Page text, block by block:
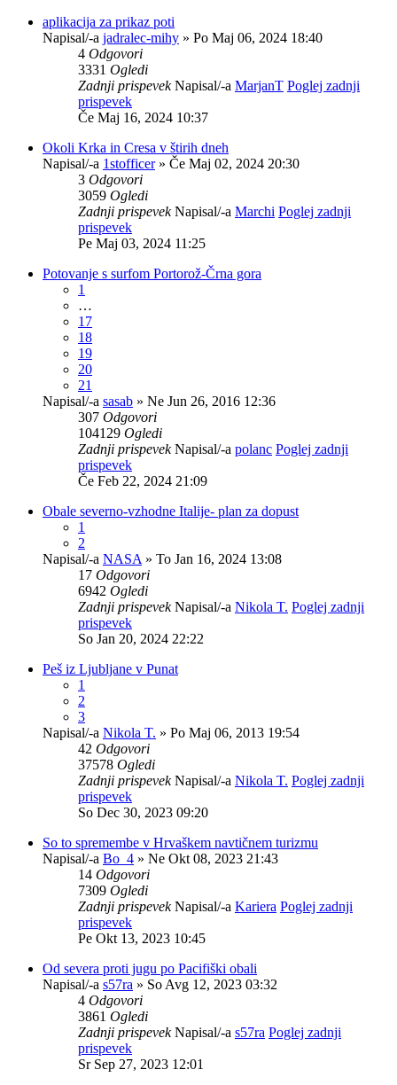
aplikacija za prikaz poti
Napisal/-a jadralec-mihy » Po Maj 06, 2024 18:40
4 Odgovori
3331 Ogledi
Zadnji prispevekNapisal/-a MarjanT Poglej zadnji
prispevek
Če Maj 16, 2024 10:37
Okoli Krka in Cresa v štirih dneh
Napisal/-a 1stofficer» Če Maj 02, 2024 20:30
3 Odgovori
3059 Ogledi
Zadnji prispevekNapisal/-a Marchi Poglej zadnji
prispevek
Pe Maj 03, 2024 11:25
Potovanje s surfom Portorož-Črna gora
1
…
17
18
19
20
21
Napisal/-a sasab » Ne Jun 26, 2016 12:36
307 Odgovori
104129 Ogledi
Zadnji prispevekNapisal/-a polanc Poglej zadnji
prispevek
Če Feb 22, 2024 21:09
Obale severno-vzhodne Italije- plan za dopust
1
2
Napisal/-a NASA » To Jan 16, 2024 13:08
17 Odgovori
6942 Ogledi
Zadnji prispevekNapisal/-a Nikola T. Poglej zadnji
prispevek
So Jan 20, 2024 22:22
Peš iz Ljubljane v Punat
1
2
3
Napisal/-a Nikola T. » Po Maj 06, 2013 19:54
42 Odgovori
37578 Ogledi
Zadnji prispevekNapisal/-a Nikola T. Poglej zadnji
prispevek
So Dec 30, 2023 09:20
So to spremembe v Hrvaškem navtičnem turizmu
Napisal/-a Bo_4 » Ne Okt 08, 2023 21:43
14 Odgovori
7309 Ogledi
Zadnji prispevekNapisal/-a Kariera Poglej zadnji
prispevek
Pe Okt 13, 2023 10:45
Od severa proti jugu po Pacifiški obali
Napisal/-a s57ra » So Avg 12, 2023 03:32
4 Odgovori
3861 Ogledi
Zadnji prispevekNapisal/-a s57ra Poglej zadnji
prispevek
Sr Sep 27, 2023 12:01